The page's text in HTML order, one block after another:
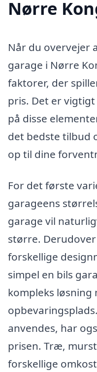
Nørre
Når du overvejer
garage i Nørre
faktorer, der
pris. Det er
på disse
det bedste tilbud
op til dine
For det første
garageens
garage vil
større.
forskellige
simpel en bils
kompleks løsning
anvendes, har
prisen. Træ,
forskellige